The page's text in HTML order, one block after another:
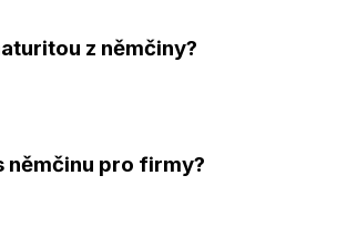
z němčiny?
němčinu pro firmy?